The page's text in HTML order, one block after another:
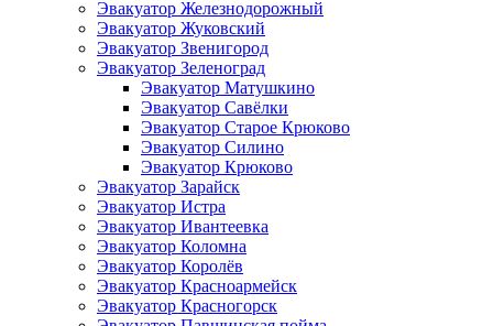
Эвакуатор Железнодорожный
Эвакуатор Жуковский
Эвакуатор Звенигород
Эвакуатор Зеленоград
Эвакуатор Матушкино
Эвакуатор Савёлки
Эвакуатор Старое Крюково
Эвакуатор Силино
Эвакуатор Крюково
Эвакуатор Зарайск
Эвакуатор Истра
Эвакуатор Ивантеевка
Эвакуатор Коломна
Эвакуатор Королёв
Эвакуатор Красноармейск
Эвакуатор Красногорск